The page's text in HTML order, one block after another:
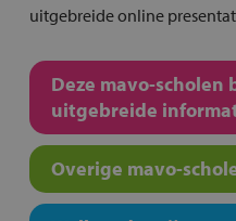
uitgebreide online
Deze mavo-scholen
uitgebreide
Overige mavo-